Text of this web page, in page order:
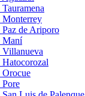
Monterrey
de Ariporo
Maní
Villanueva
Orocue